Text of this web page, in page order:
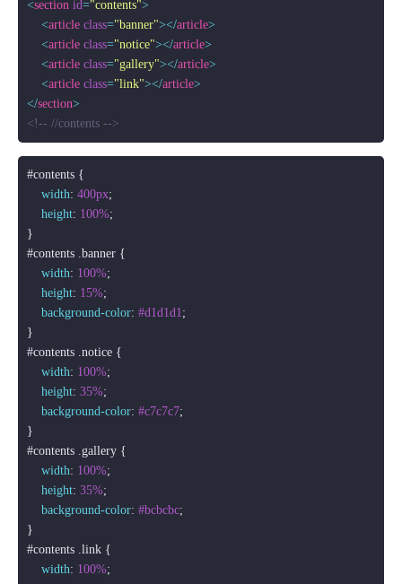
<section id="contents">
<article class="banner"></article>
<article class="notice"></article>
<article class="gallery"></article>
<article class="link"></article>
</section>
<!-- //contents -->
#contents {
width: 400px;
height: 100%;
#contents .banner {
width: 100%;
height: 15%;
background-color: #d1d1d1;
#contents .notice {
width: 100%;
height: 35%;
background-color: #c7c7c7;
#contents .gallery {
width: 100%;
height: 35%;
background-color: #bcbcbc;
#contents .link {
width: 100%;